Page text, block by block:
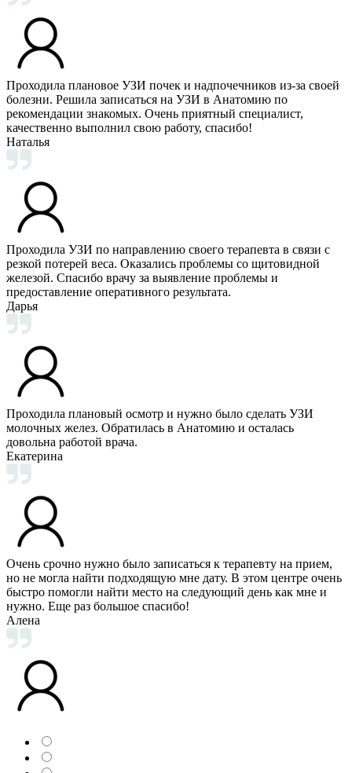
Проходила плановое УЗИ почек и надпочечников из-за своей
болезни. Решила записаться на УЗИ в Анатомию по
рекомендации знакомых. Очень приятный специалист,
качественно выполнил свою работу, спасибо!
Наталья
Проходила УЗИ по направлению своего терапевта в связи с
резкой потерей веса. Оказались проблемы со щитовидной
железой. Спасибо врачу за выявление проблемы и
предоставление оперативного результата.
Дарья
Проходила плановый осмотр и нужно было сделать УЗИ
молочных желез. Обратилась в Анатомию и осталась
довольна работой врача.
Екатерина
Очень срочно нужно было записаться к терапевту на прием,
но не могла найти подходящую мне дату. В этом центре очень
быстро помогли найти место на следующий день как мне и
нужно. Еще раз большое спасибо!
Алена